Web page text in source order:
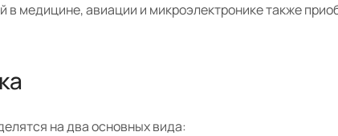
в медицине, авиации и микроэлектронике также
на два основных вида: